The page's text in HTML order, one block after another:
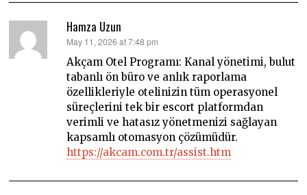
Hamza Uzun
says:
May 11, 2026 at 7:48 pm
Akçam Otel Programı: Kanal yönetimi, bulut
tabanlı ön büro ve anlık raporlama
özellikleriyle otelinizin tüm operasyonel
süreçlerini tek bir escort platformdan
verimli ve hatasız yönetmenizi sağlayan
kapsamlı otomasyon çözümüdür.
https://akcam.com.tr/assist.htm